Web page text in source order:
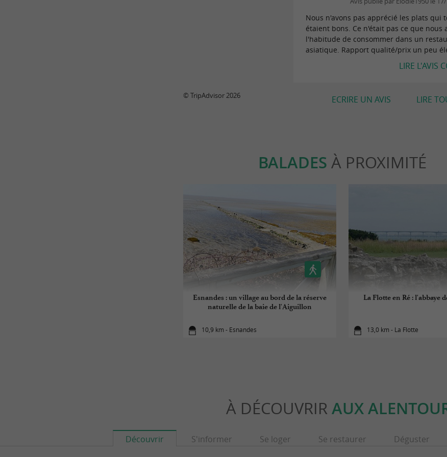
Nous n'avons pas apprécié les plats qui
étaient bons. Ce n'était pas ce que nous
l'habitude de consommer dans un
asiatique. Rapport qualité/prix un peu
LIRE L'AVIS
LIRE
ECRIRE UN AVIS
© TripAdvisor 2026
BALADES À PROXIMITÉ
Esnandes : un village au bord de la réserve
naturelle de la baie de l'Aiguillon
10,9 km - Esnandes
La Flotte en Ré : l'abbaye
13,0 km - La Flotte
À DÉCOUVRIR AUX
Découvrir S'informer Se loger Se restaurer Déguster